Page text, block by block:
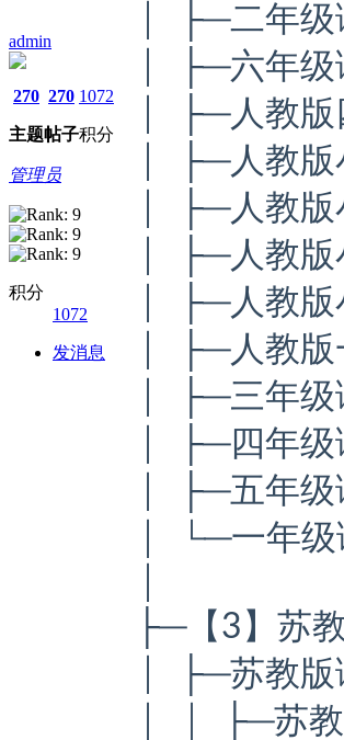
admin
270
主题
270
帖子
1072
积分
管理员
积分
1072
发消息
│ ├─二年级
│ ├─六年级
│ ├─人教版
│ ├─人教版
│ ├─人教版
│ ├─人教版
│ ├─人教版
│ ├─人教版
│ ├─三年级
│ ├─四年级
│ ├─五年级
│ └─一年级
├─【3】苏
│ ├─苏教版
│ │ ├─苏教